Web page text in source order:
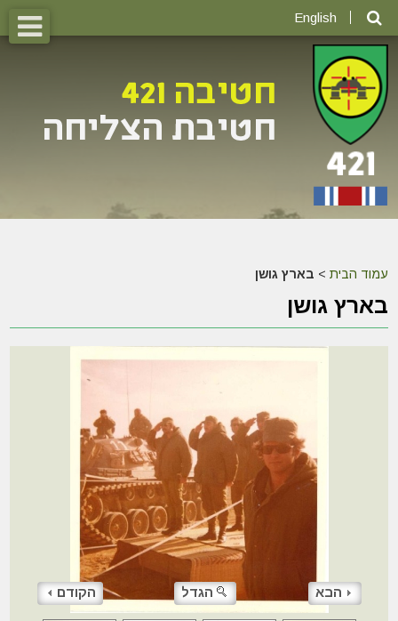
English
עמוד הבית > בארץ גושן
בארץ גושן
הקודם הגדל הבא